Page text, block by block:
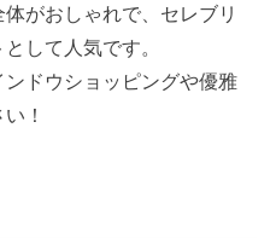
がおしゃれで、セレブリ
して人気です。
ドウショッピングや優雅
！